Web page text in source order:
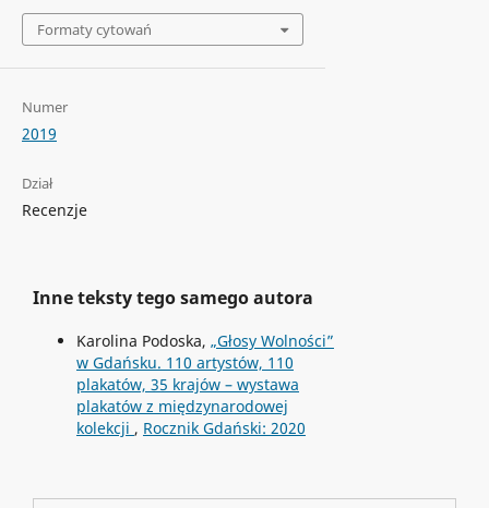
Formaty cytowań
Numer
2019
Dział
Recenzje
Inne teksty tego samego autora
Karolina Podoska, „Głosy Wolności”
w Gdańsku. 110 artystów, 110
plakatów, 35 krajów – wystawa
plakatów z międzynarodowej
kolekcji , Rocznik Gdański: 2020